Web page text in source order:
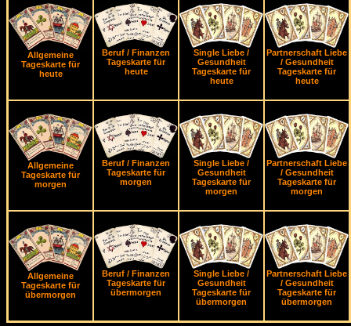
Allgemeine
Tageskarte für
heute
Beruf / Finanzen
Tageskarte für
heute
Single Liebe /
Gesundheit
Tageskarte für
heute
Partnerschaft Liebe
/ Gesundheit
Tageskarte für
heute
Allgemeine
Tageskarte für
morgen
Beruf / Finanzen
Tageskarte für
morgen
Single Liebe /
Gesundheit
Tageskarte für
morgen
Partnerschaft Liebe
/ Gesundheit
Tageskarte für
morgen
Allgemeine
Tageskarte für
übermorgen
Beruf / Finanzen
Tageskarte für
übermorgen
Single Liebe /
Gesundheit
Tageskarte für
übermorgen
Partnerschaft Liebe
/ Gesundheit
Tageskarte für
übermorgen